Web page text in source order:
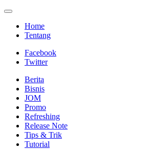
Home
Tentang
Facebook
Twitter
Berita
Bisnis
JOM
Promo
Refreshing
Release Note
Tips & Trik
Tutorial